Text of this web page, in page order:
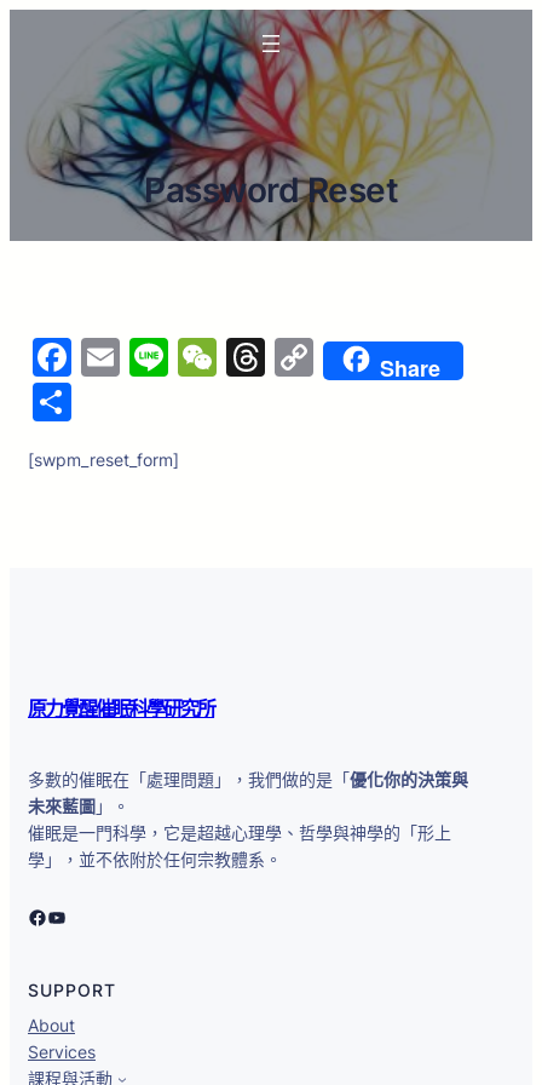
Password Reset
Facebook
Email
LineWeChat
Threads
Copy
Link
Share
[swpm_reset_form]
原力覺醒催眠科學研究所
多數的催眠在「處理問題」，我們做的是「優化你的決策與
未來藍圖」。
催眠是一門科學，它是超越心理學、哲學與神學的「形上
學」，並不依附於任何宗教體系。
原力覺醒催眠科學研究所YouTube
SUPPORT
About
Services
課程與活動